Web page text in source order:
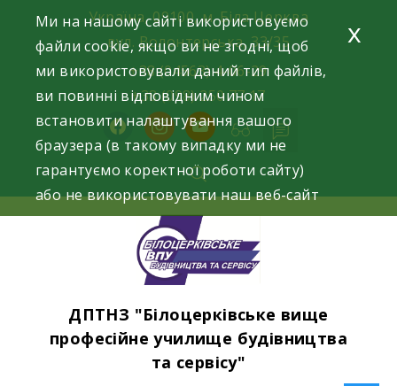
content
Україна, 09100, м. Біла Церква
вул. Волонтерська, 33/35
+38 (04563) 4-06-29
+38 (098) 250 77 17
facebookinstagramyoutube
ДПТНЗ "Білоцерківське вище
професійне училище будівництва
та сервісу"
Ми на нашому сайті використовуємо
файли cookie, якщо ви не згодні, щоб
ми використовували даний тип файлів,
ви повинні відповідним чином
встановити налаштування вашого
браузера (в такому випадку ми не
гарантуємо коректної роботи сайту)
або не використовувати наш веб-сайт
x